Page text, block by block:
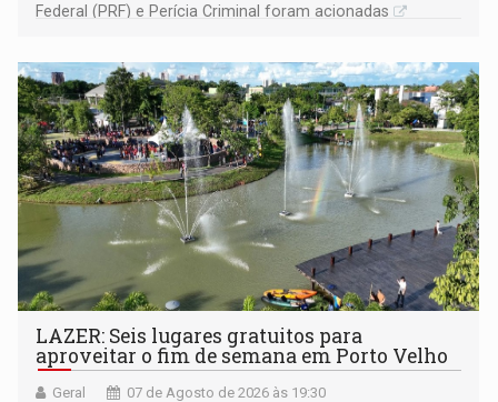
Federal (PRF) e Perícia Criminal foram acionadas
LAZER: Seis lugares gratuitos para
aproveitar o fim de semana em Porto Velho
Geral 07 de Agosto de 2026 às 19:30